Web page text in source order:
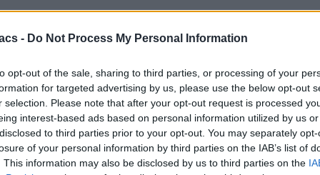
- Do Not Process My Personal Information
opt-out of the sale, sharing to third parties, or processing of your
for targeted advertising by us, please use the below opt-out
selection. Please note that after your opt-out request is processed
interest-based ads based on personal information utilized by us
to third parties prior to your opt-out. You may separately
of your personal information by third parties on the IAB’s list of
This information may also be disclosed by us to third parties on the
Μείνε ενημερωμένος
Ακολούθησέ μας στα social media και πρόσθεσέ μας στις